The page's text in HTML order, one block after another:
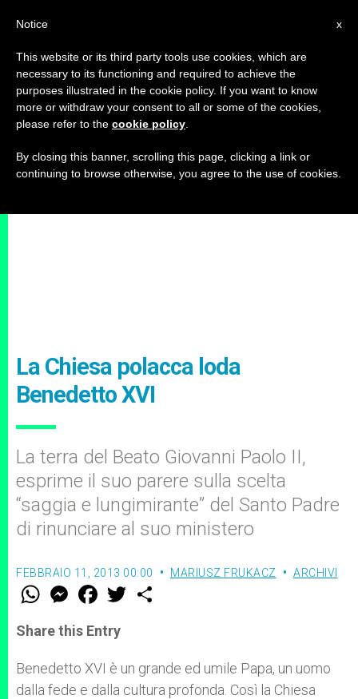
La Chiesa polacca loda
Benedetto XVI
La terra del Beato Giovanni Paolo II,
esprime il suo parere sulla scelta
“saggia e lungimirante” del Santo Padre
di rinunciare al suo ministero
FEBBRAIO 11, 2013 00:00 MARIUSZ FRUKACZ ARCHIVI
W
t
s
p
p
M
e
s
e
g
e
r
F
a
e
b
o
k
w
r
Share this Entry
Benedetto XVI è un grande ed umile Papa, un uomo
dalla fede e dalla cultura profonda. Così la Chiesa
x
Notice
This website or its third party tools use cookies, which are
necessary to its functioning and required to achieve the
purposes illustrated in the cookie policy. If you want to know
more or withdraw your consent to all or some of the cookies,
please refer to the cookie policy
By closing this banner, scrolling this page, clicking a link or
continuing to browse otherwise, you agree to the use of cookies.